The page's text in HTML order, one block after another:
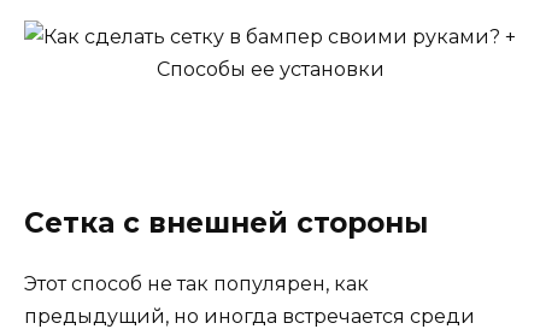
Сетка с внешней стороны
Этот способ не так популярен, как
предыдущий, но иногда встречается среди